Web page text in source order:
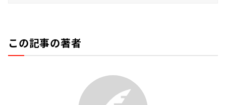
この記事の著者